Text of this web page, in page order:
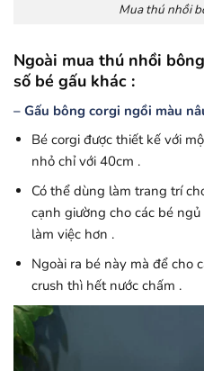
Mua thú nhồi
Ngoài mua thú nhồi
số bé gấu khác :
– Gấu bông corgi ngồi màu
Bé corgi được thiết kế với
nhỏ chỉ với 40cm .
Có thể dùng làm trang trí
cạnh giường cho các bé
làm việc hơn .
Ngoài ra bé này mà để cho
crush thì hết nước chấm .